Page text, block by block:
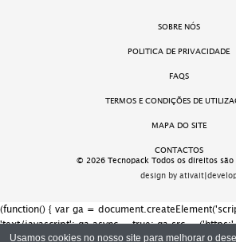
Usamos cookies no nosso site para melhorar o
SOBRE NÓS
POLITICA DE PRIVACIDADE
FAQS
TERMOS E CONDIÇÕES DE
MAPA DO SITE
CONTACTOS
© 2026 Tecnopack Todos os direitos são
|
design by ativait
(function() { var ga =
'text/javascript'; ga.async = true; ga.src =